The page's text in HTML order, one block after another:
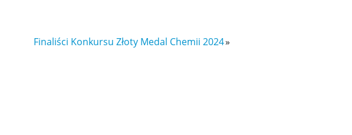
Finaliści Konkursu Złoty Medal Chemii 2024»